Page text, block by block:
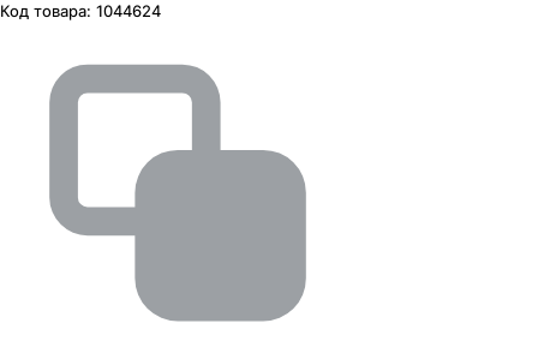
Код товара: 1044624